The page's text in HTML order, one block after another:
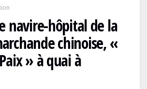
navire-hôpital de la
chinoise, «
» à quai à